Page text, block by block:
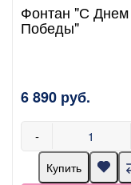
Фонтан "С Днем
Победы"
6 890 руб.
-
Купить